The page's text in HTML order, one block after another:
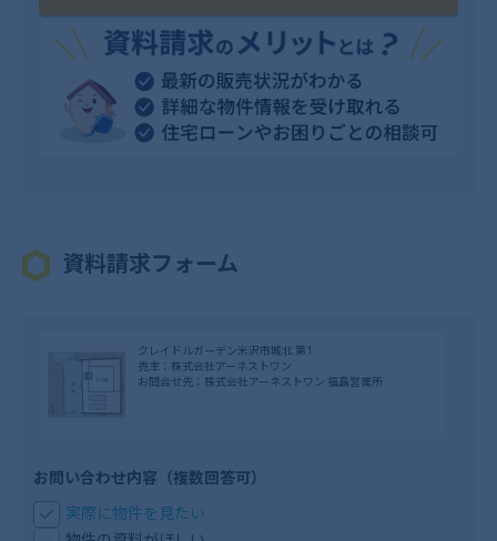
資料請求フォーム
クレイドルガーデン米沢市城北 第1
売主：株式会社アーネストワン
お問合せ先：株式会社アーネストワン 福島営業所
お問い合わせ内容（複数回答可）
実際に物件を見たい